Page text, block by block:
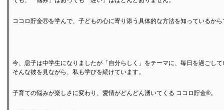
ココロ貯金Ⓡを学んで、子どもの心に寄り添う具体的な方法を知っているから
今、息子は中学生になりましたが「自分らしく」をテーマに、毎日を過ごして
そんな彼を見ながら、私も学びを続けています。
子育ての悩みが楽しさに変わり、愛情がどんどん湧いてくる ココロ貯金®。